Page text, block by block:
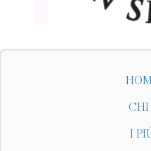
CHI
I